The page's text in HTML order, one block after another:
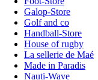
Galop-Store
Golf and co
Handball-Store
House of rugby
La sellerie de Maé
Made in Paradis
Nauti-Wave